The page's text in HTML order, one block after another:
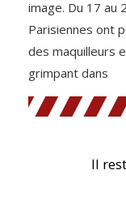
image. Du 17 au
Parisiennes ont
des maquilleurs
grimpant dans
Il